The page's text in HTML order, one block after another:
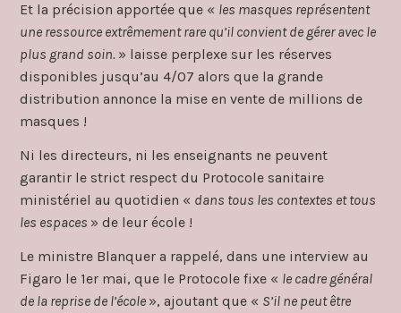
Et la précision apportée que « les masques représentent
une ressource extrêmement rare qu’il convient de gérer avec le
plus grand soin. » laisse perplexe sur les réserves
disponibles jusqu’au 4/07 alors que la grande
distribution annonce la mise en vente de millions de
masques !
Ni les directeurs, ni les enseignants ne peuvent
garantir le strict respect du Protocole sanitaire
ministériel au quotidien « dans tous les contextes et tous
les espaces » de leur école !
Le ministre Blanquer a rappelé, dans une interview au
Figaro le 1er mai, que le Protocole fixe « le cadre général
de la reprise de l’école », ajoutant que « S’il ne peut être